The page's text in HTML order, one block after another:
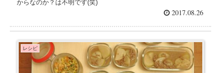
からなのか？は不明です(笑)
2017.08.26
レシピ